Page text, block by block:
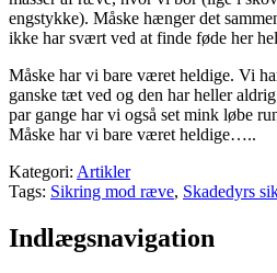
engstykke). Måske hænger det
ikke har svært ved at finde føde her
Måske har vi bare været heldige. Vi
ganske tæt ved og den har heller
par gange har vi også set mink løbe
Måske har vi bare været heldige…..
Kategori: Artikler
Tags: Sikring mod ræve, Skadedyrs
Indlægsnavigation